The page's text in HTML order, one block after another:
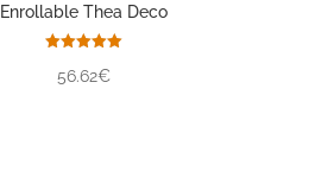
Enrollable Thea Deco
con
56.62€